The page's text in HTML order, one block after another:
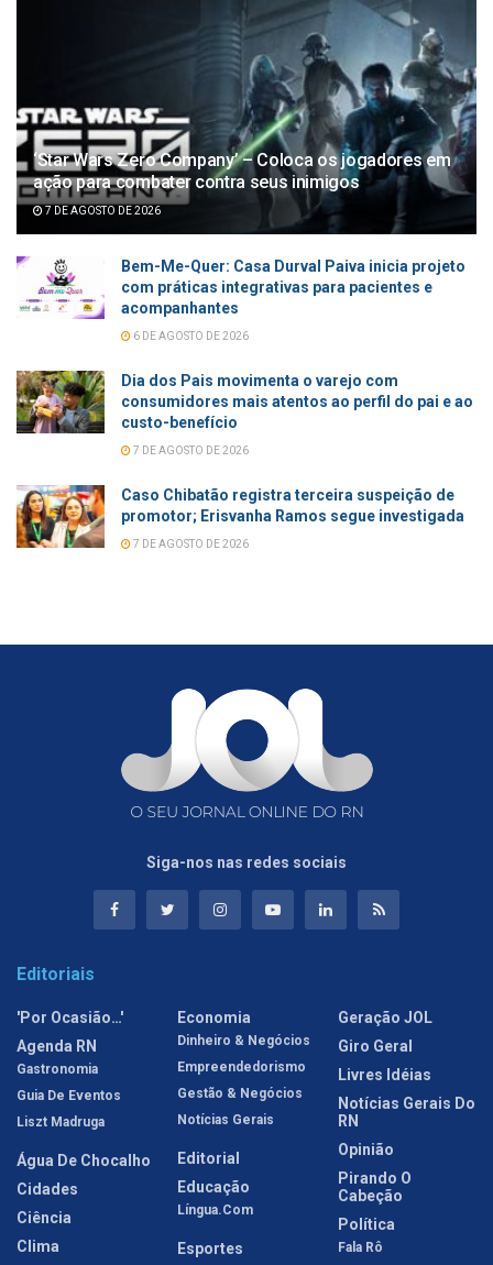
‘Star Wars Zero Company’ – Coloca os jogadores em
ação para combater contra seus inimigos
7 DE AGOSTO DE 2026
Bem-Me-Quer: Casa Durval Paiva inicia projeto
com práticas integrativas para pacientes e
acompanhantes
6 DE AGOSTO DE 2026
Dia dos Pais movimenta o varejo com
consumidores mais atentos ao perfil do pai e ao
custo-benefício
7 DE AGOSTO DE 2026
Caso Chibatão registra terceira suspeição de
promotor; Erisvanha Ramos segue investigada
7 DE AGOSTO DE 2026
Siga-nos nas redes sociais
Editoriais
'Por Ocasião…'
Agenda RN
Gastronomia
Guia De Eventos
Liszt Madruga
Água De Chocalho
Cidades
Ciência
Clima
Economia
Dinheiro & Negócios
Empreendedorismo
Gestão & Negócios
Notícias Gerais
Editorial
Educação
Língua.com
Esportes
Geração JOL
Giro Geral
Livres Idéias
Notícias Gerais Do
RN
Opinião
Pirando O
Cabeção
Política
Fala Rô